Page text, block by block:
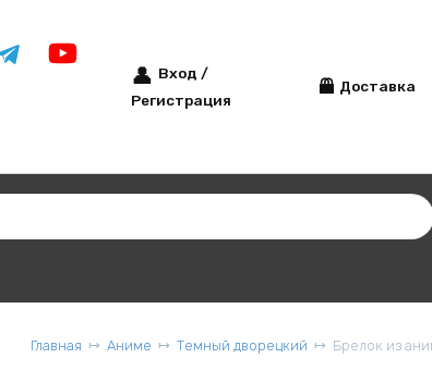
Вход /
Регистрация
Доставка
Главная Аниме Темный дворецкий Брелок из